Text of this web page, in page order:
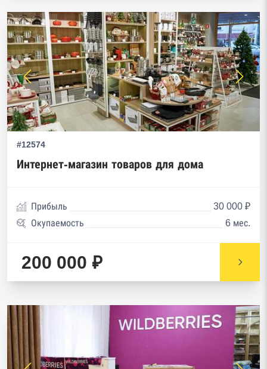
#12574
Интернет-магазин товаров для дома
Прибыль
30 000 ₽
Окупаемость
6 мес.
200 000 ₽